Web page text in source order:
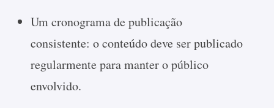
Um cronograma de publicação
consistente: o conteúdo deve ser publicado
regularmente para manter o público
envolvido.